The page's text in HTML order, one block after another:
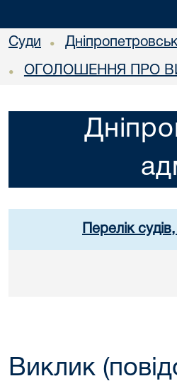
Суди •
• ОГОЛОШЕННЯ ПРО
Перелік
Виклик